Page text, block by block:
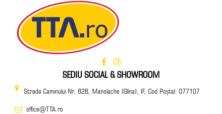
SEDIU SOCIAL & SHOWROOM
Strada Caminului Nr. 82B, Manolache (Glina), IF, Cod Poștal: 077107
office@TTA.ro